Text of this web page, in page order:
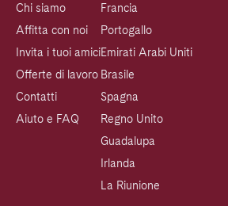
Chi siamo
Affitta con noi
Invita i tuoi amici
Offerte di lavoro
Contatti
Aiuto e FAQ
Francia
Portogallo
Emirati Arabi Uniti
Brasile
Spagna
Regno Unito
Guadalupa
Irlanda
La Riunione